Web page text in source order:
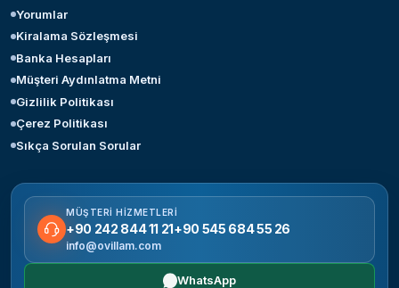
Yorumlar
Kiralama Sözleşmesi
Banka Hesapları
Müşteri Aydınlatma Metni
Gizlilik Politikası
Çerez Politikası
Sıkça Sorulan Sorular
MÜŞTERI HIZMETLERI
+90 242 844 11 21+90 545 684 55 26
info@ovillam.com
WhatsApp